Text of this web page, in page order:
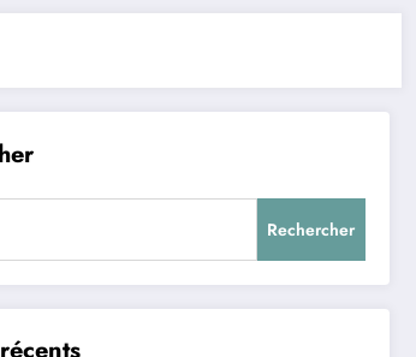
Rechercher